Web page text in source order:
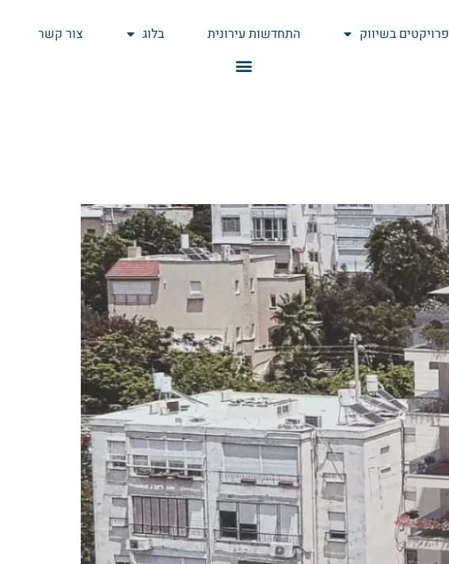
פרויקטים בשיווק התחדשות עירונית בלוג צור קשר